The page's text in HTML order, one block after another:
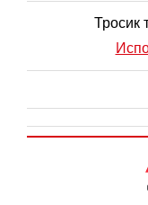
Тросик